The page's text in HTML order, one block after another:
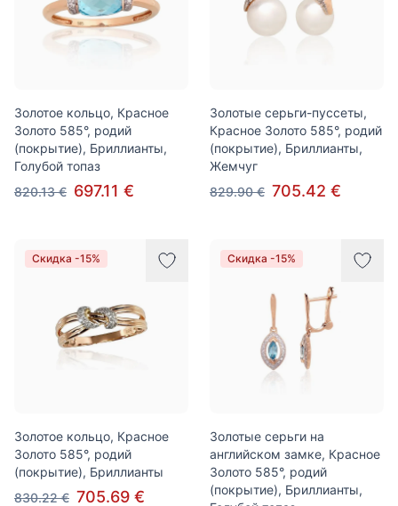
Золотое кольцо, Красное
Золото 585°, родий
(покрытие), Бриллианты,
Голубой топаз
820.13 € 697.11 €
Золотые серьги-пуссеты,
Красное Золото 585°, родий
(покрытие), Бриллианты,
Жемчуг
829.90 € 705.42 €
Скидка -15%
Золотое кольцо, Красное
Золото 585°, родий
(покрытие), Бриллианты
830.22 € 705.69 €
Скидка -15%
Золотые серьги на
английском замке, Красное
Золото 585°, родий
(покрытие), Бриллианты,